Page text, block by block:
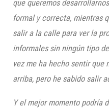
que queremos
formal y correcta, mientras
salir a la calle para ver la
informales sin ningún tipo
vez me ha hecho sentir que
arriba, pero he sabido salir
Y el mejor momento podría